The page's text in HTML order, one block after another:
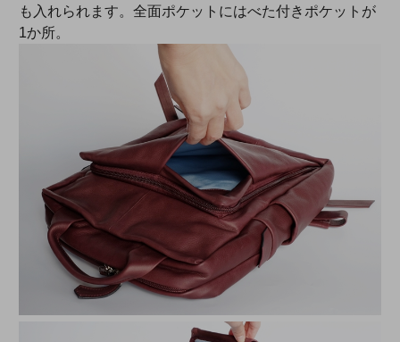
も入れられます。全面ポケットにはべた付きポケットが
1か所。